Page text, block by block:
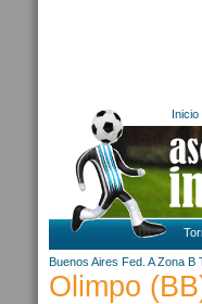
Inicio
Buenos Aires Fed. A Zona B
Olimpo